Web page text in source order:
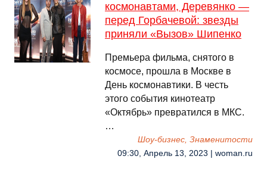
космонавтами, Деревянко —
перед Горбачевой: звезды
приняли «Вызов» Шипенко
Премьера фильма, снятого в
космосе, прошла в Москве в
День космонавтики. В честь
этого события кинотеатр
«Октябрь» превратился в МКС.
…
Шоу-бизнес, Знаменитости
09:30, Апрель 13, 2023 | woman.ru